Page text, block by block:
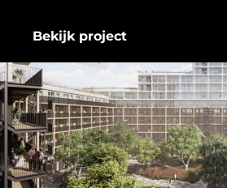
Bekijk project